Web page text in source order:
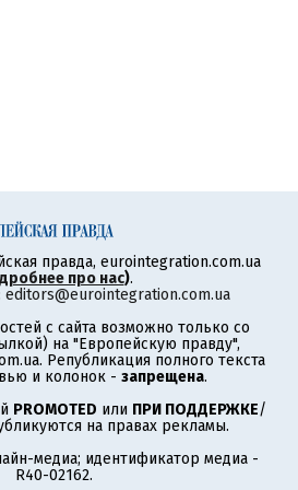
правда, eurointegration.com.ua
про нас).
editors@eurointegration.com.ua
с сайта возможно только со
на "Европейскую правду",
Републикация полного текста
и колонок - запрещена.
PROMOTED или ПРИ ПОДДЕРЖКЕ/
на правах рекламы.
медиа; идентификатор медиа -
R40-02162.